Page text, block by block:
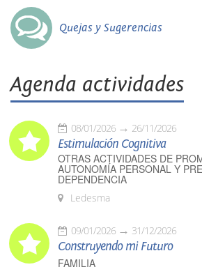
Quejas y Sugerencias
Agenda actividades
08/01/2026 26/11/2026
Estimulación Cognitiva
OTRAS ACTIVIDADES DE
AUTONOMÍA PERSONAL Y
DEPENDENCIA
Ledesma
09/01/2026 31/12/2026
Construyendo mi Futuro
FAMILIA